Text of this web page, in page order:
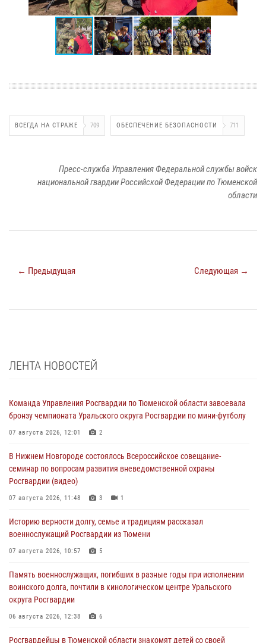
ВСЕГДА НА СТРАЖЕ 709 ОБЕСПЕЧЕНИЕ БЕЗОПАСНОСТИ 711
Пресс-служба Управления Федеральной службы войск
национальной гвардии Российской Федерации по Тюменской
области
← Предыдущая Следующая →
ЛЕНТА НОВОСТЕЙ
Команда Управления Росгвардии по Тюменской области завоевала
бронзу чемпионата Уральского округа Росгвардии по мини-футболу
07 августа 2026, 12:01 2
В Нижнем Новгороде состоялось Всероссийское совещание-
семинар по вопросам развития вневедомственной охраны
Росгвардии (видео)
07 августа 2026, 11:48 3 1
Историю верности долгу, семье и традициям рассказал
военнослужащий Росгвардии из Тюмени
07 августа 2026, 10:57 5
Память военнослужащих, погибших в разные годы при исполнении
воинского долга, почтили в кинологическом центре Уральского
округа Росгвардии
06 августа 2026, 12:38 6
Росгвардейцы в Тюменской области знакомят детей со своей